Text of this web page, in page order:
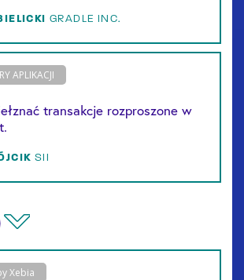
GRADLE INC.
APLIKACJI
transakcje rozproszone w
SII
Xebia